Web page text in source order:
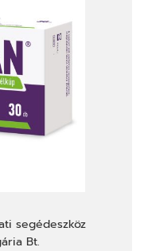
segédeszköz
Bt.